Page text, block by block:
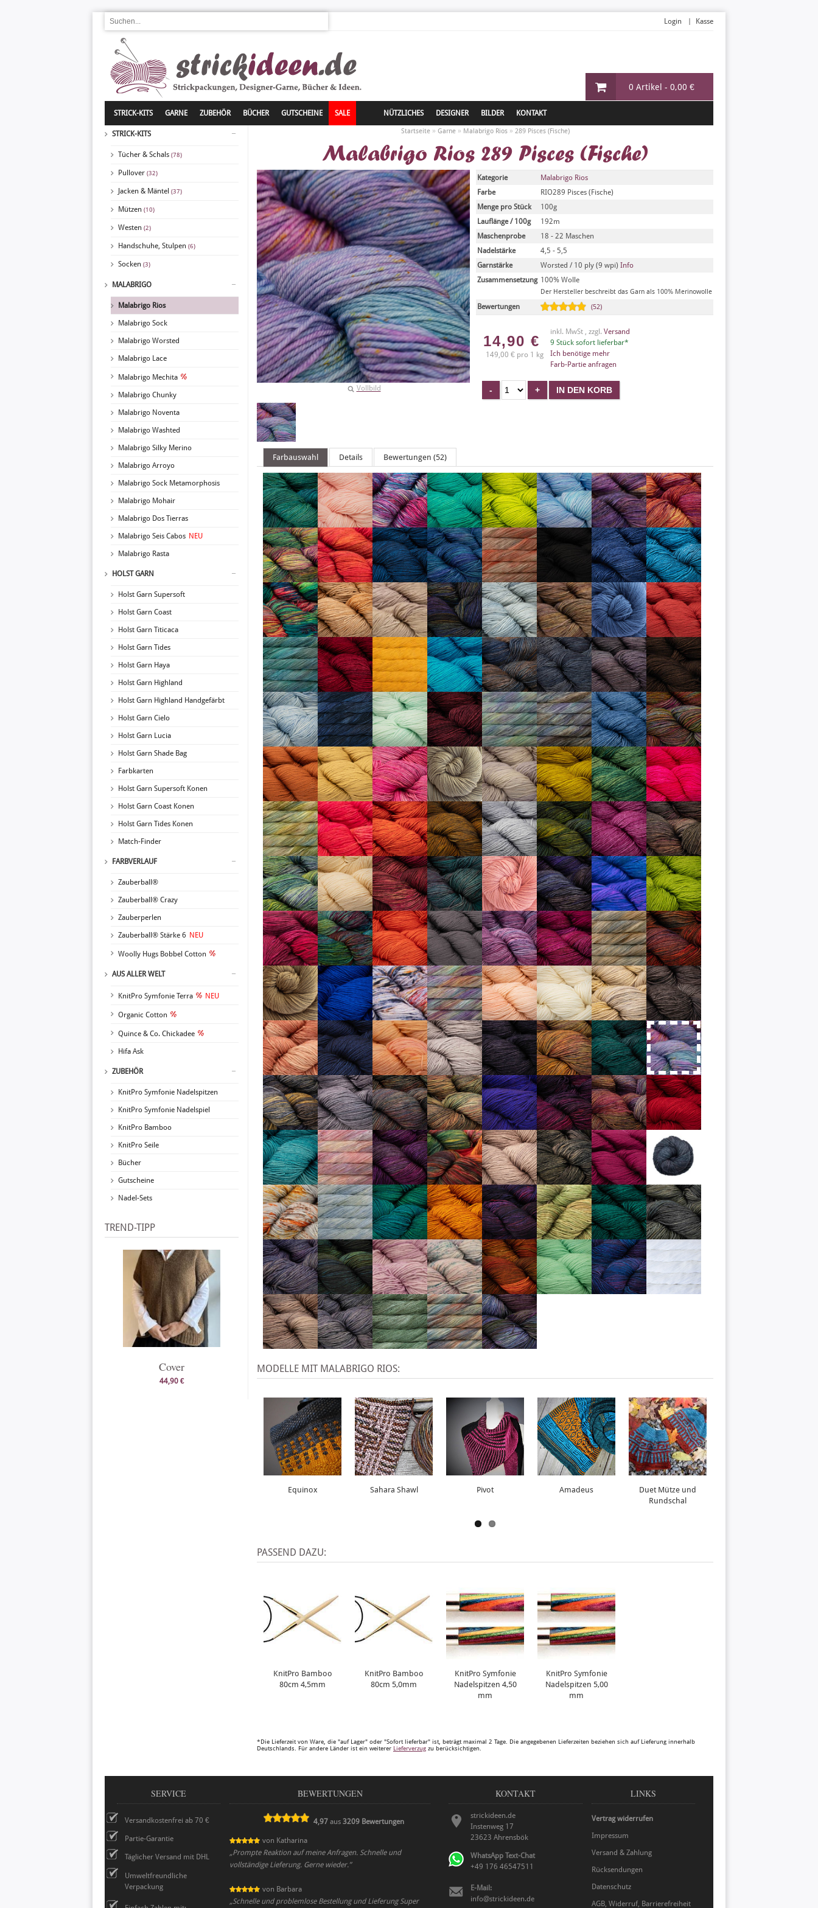
0 Artikel - 0,00 €
Login Kasse
STRICK-KITS GARNE ZUBEHÖR BÜCHER GUTSCHEINE SALE NÜTZLICHES DESIGNER BILDER KONTAKT
STRICK-KITS
Tücher & Schals (78)
Pullover (32)
Jacken & Mäntel (37)
Mützen (10)
Westen (2)
Handschuhe, Stulpen (6)
Socken (3)
MALABRIGO
Malabrigo Rios
Malabrigo Sock
Malabrigo Worsted
Malabrigo Lace
Malabrigo Mechita
Malabrigo Chunky
Malabrigo Noventa
Malabrigo Washted
Malabrigo Silky Merino
Malabrigo Arroyo
Malabrigo Sock Metamorphosis
Malabrigo Mohair
Malabrigo Dos Tierras
Malabrigo Seis Cabos NEU
Malabrigo Rasta
HOLST GARN
Holst Garn Supersoft
Holst Garn Coast
Holst Garn Titicaca
Holst Garn Tides
Holst Garn Haya
Holst Garn Highland
Holst Garn Highland Handgefärbt
Holst Garn Cielo
Holst Garn Lucia
Holst Garn Shade Bag
Farbkarten
Holst Garn Supersoft Konen
Holst Garn Coast Konen
Holst Garn Tides Konen
Match-Finder
FARBVERLAUF
Zauberball®
Zauberball® Crazy
Zauberperlen
Zauberball® Stärke 6 NEU
Woolly Hugs Bobbel Cotton
AUS ALLER WELT
KnitPro Symfonie Terra NEU
Organic Cotton
Quince & Co. Chickadee
Hifa Ask
ZUBEHÖR
KnitPro Symfonie Nadelspitzen
KnitPro Symfonie Nadelspiel
KnitPro Bamboo
KnitPro Seile
Bücher
Gutscheine
Nadel-Sets
TREND-TIPP
Cover
44,90 €
Startseite» Garne» Malabrigo Rios» 289 Pisces (Fische)
Malabrigo Rios 289 Pisces (Fische)
Vollbild
Kategorie
Malabrigo Rios
Farbe
RIO289 Pisces (Fische)
Menge pro Stück
100g
Lauflänge / 100g
192m
Maschenprobe
18 - 22 Maschen
Nadelstärke
4,5 - 5,5
Garnstärke
Worsted / 10 ply (9 wpi) Info
Zusammensetzung 100% Wolle
Der Hersteller beschreibt das Garn als 100% Merinowolle
Bewertungen (52)
14,90 €
149,00 € pro 1 kg
inkl. MwSt , zzgl. Versand
9 Stück sofort lieferbar*
Ich benötige mehr
Farb-Partie anfragen
Farbauswahl Details Bewertungen (52)
MODELLE MIT MALABRIGO RIOS:
Equinox Sahara Shawl Pivot Amadeus
Duet Mütze und
Rundschal
PASSEND DAZU:
KnitPro Bamboo
80cm 4,5mm
KnitPro Bamboo
80cm 5,0mm
KnitPro Symfonie
Nadelspitzen 4,50
mm
KnitPro Symfonie
Nadelspitzen 5,00
mm
*Die Lieferzeit von Ware, die "auf Lager" oder "Sofort lieferbar" ist, beträgt maximal 2 Tage. Die angegebenen Lieferzeiten beziehen sich auf Lieferung innerhalb
Deutschlands. Für andere Länder ist ein weiterer Lieferverzug zu berücksichtigen.
SERVICE
Versandkostenfrei ab 70 €
Partie-Garantie
Täglicher Versand mit DHL
Umweltfreundliche
Verpackung
BEWERTUNGEN
4,97 aus3209 Bewertungen
von Katharina
„Prompte Reaktion auf meine Anfragen. Schnelle und
vollständige Lieferung. Gerne wieder.”
von Barbara
„Schnelle und problemlose Bestellung und Lieferung Super
KONTAKT
strickideen.de
Instenweg 17
23623 Ahrensbök
WhatsApp Text-Chat
+49 176 46547511
E-Mail:
info@strickideen.de
LINKS
Vertrag widerrufen
Impressum
Versand & Zahlung
Rücksendungen
Datenschutz
AGB, Widerruf, Barrierefreiheit